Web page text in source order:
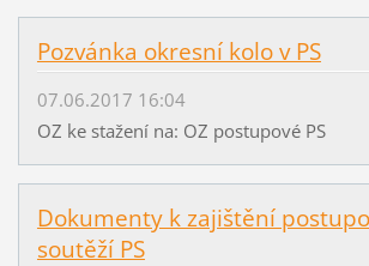
Pozvánka okresní kolo v PS
07.06.2017 16:04
OZ ke stažení na: OZ postupové PS
Dokumenty k zajištění
soutěží PS